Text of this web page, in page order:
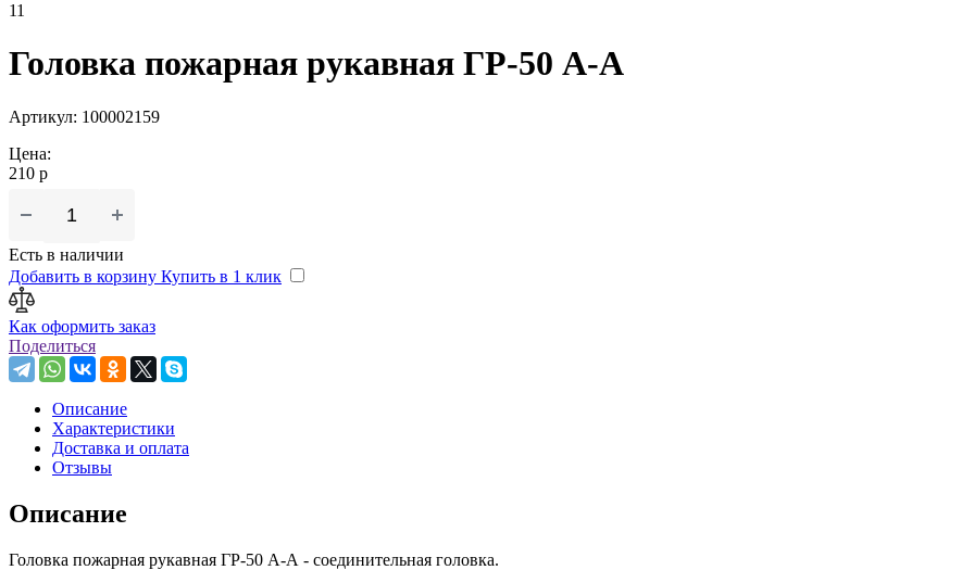
11
Головка пожарная рукавная ГР-50 А-А
Артикул: 100002159
Цена:
210 р
Есть в наличии
Добавить в корзину Купить в 1 клик
Как оформить заказ
Поделиться
Описание
Характеристики
Доставка и оплата
Отзывы
Описание
Головка пожарная рукавная ГР-50 А-А - соединительная головка.